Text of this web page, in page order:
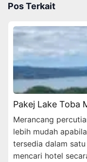
Pos Terkait
Pakej Lake Toba
Merancang
lebih mudah
tersedia dalam
mencari hotel